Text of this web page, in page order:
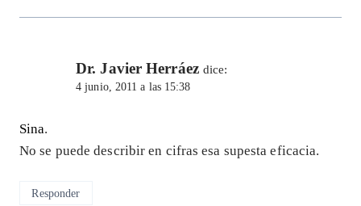
Dr. Javier Herráez dice:
4 junio, 2011 a las 15:38
Sina.
No se puede describir en cifras esa supesta eficacia.
Responder